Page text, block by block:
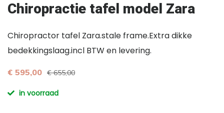
Chiropractie tafel model Zara
Chiropractor tafel Zara.stale frame.Extra dikke
bedekkingslaag.incl BTW en levering.
€ 595,00 € 655,00
in voorraad